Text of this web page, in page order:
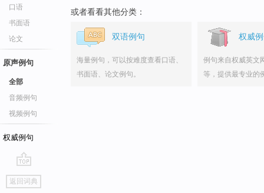
口语
书面语
论文
原声例句
全部
音频例句
视频例句
权威例句
go
top
返回词典
或者看看其他分类：
双语例句
海量例句，可以按难度查看口语、
书面语、论文例句。
权威
例句来自权威英文
等，提供最专业的